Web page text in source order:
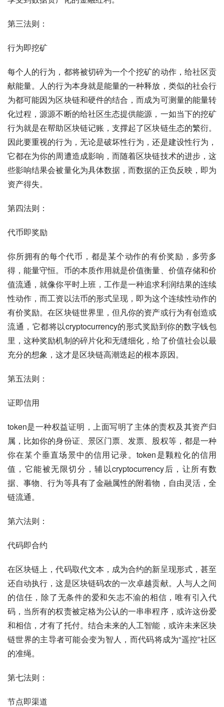
第三法则：
行为即挖矿
每个人的行为，都将被切碎为一个个挖矿的动作，给社区贡
献能量。人的行为本身就是能量的一种释放，类似的社会行
为都可能因为区块链和硬件的结合，而成为可测量的能量转
化过程，源源不断的给社区生态提供能源，一如当下的挖矿
行为就是在帮助区块链记账，支撑起了区块链生态的繁衍。
因此要重视的行为，无论是破坏性行为，还是建设性行为，
它都在为你的周遭造成影响，而随着区块链技术的进步，这
些影响结果会被量化为具体数据，而数据的正负反映，即为
资产得失。
第四法则：
代币即奖励
你所拥有的每个代币，都是某个动作的有价奖励，多劳多
得，能量守恒。币的本质作用就是价值衡量、价值存储和价
值流通，就像你平时上班，工作是一种追求利润结果的连续
性动作，而工资以法币的形式呈现，即为这个连续性动作的
有价奖励。在区块链世界里，但凡你的资产或行为有创造或
流通，它都将以cryptocurrency的形式奖励到你的数字钱包
里，这种奖励机制的碎片化和无缝细化，给了价值社会以最
充分的想象，这才是区块链高潮迭起的根本原因。
第五法则：
证即信用
token是一种权益证明，上面写明了主体的责权及其资产归
属，比如你的身份证、景区门票、发票、股权等，都是一种
你在某个垂直场景中的信用记录。token是颗粒化的信用
值，它能被无限切分，辅以cryptocurrency后，让所有数
据、事物、行为等具有了金融属性的附着物，自由灵活，全
链流通。
第六法则：
代码即合约
在区块链上，代码取代文本，成为合约的新呈现形式，甚至
还自动执行，这是区块链码农的一次卓越贡献。人与人之间
的信任，除了无条件的爱和矢志不渝的相信，唯有引入代
码，当所有的权责被定格为公认的一串串程序，或许这份爱
和相信，才有了托付。结合未来的人工智能，或许未来区块
链世界的主导者可能会变为智人，而代码将成为“遥控”社区
的准绳。
第七法则：
节点即渠道